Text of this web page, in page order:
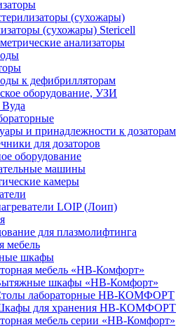
(сухожары)
(сухожары) Stericell
анализаторы
к дефибрилляторам
оборудование, УЗИ
и принадлежности к дозаторам
для дозаторов
оборудование
машины
камеры
LOIP (Лоип)
для плазмолифтинга
мебель
шкафы
мебель «НВ-Комфорт»
шкафы «НВ-Комфорт»
лабораторные НВ-КОМФОРТ
для хранения НВ-КОМФОРТ
мебель серии «НВ-Комфорт»